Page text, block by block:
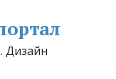
Дизайн